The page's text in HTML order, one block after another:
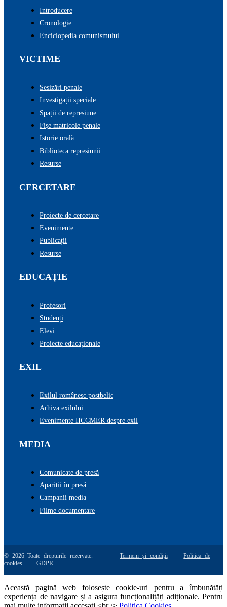
Introducere
Cronologie
Enciclopedia comunismului
VICTIME
Sesizări penale
Investigații speciale
Spații de represiune
Fișe matricole penale
Istorie orală
Biblioteca represiunii
Resurse
CERCETARE
Proiecte de cercetare
Evenimente
Publicații
Resurse
EDUCAȚIE
Profesori
Studenți
Elevi
Proiecte educaționale
EXIL
Exilul românesc postbelic
Arhiva exilului
Evenimente IICCMER despre exil
MEDIA
Comunicate de presă
Apariții în presă
Campanii media
Filme documentare
© 2026 Toate drepturile rezervate.Termeni și condiții
Politica de
cookies
GDPR
Această pagină web folosește cookie-uri pentru a îmbunătăți
experiența de navigare și a asigura funcționalițăți adiționale. Pentru